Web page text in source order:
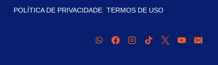
POLÍTICA DE PRIVACIDADE TERMOS DE USO